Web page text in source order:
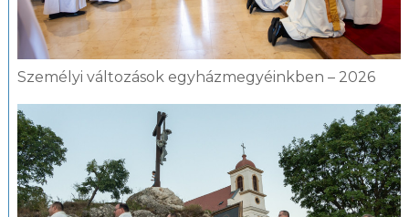
Személyi változások egyházmegyéinkben – 2026